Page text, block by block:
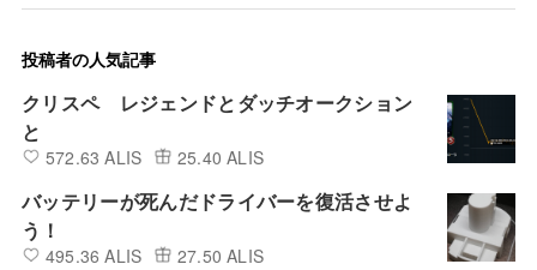
投稿者の人気記事
クリスペ レジェンドとダッチオークション
と
572.63 ALIS 25.40 ALIS
バッテリーが死んだドライバーを復活させよ
う！
495.36 ALIS 27.50 ALIS